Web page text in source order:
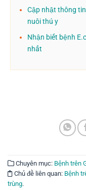
Cập nhật thông
nuôi thú y
Nhận biết bệnh
nhất
Chuyên mục: Bệnh trên
Chủ đề liên quan: Bệnh
trùng.